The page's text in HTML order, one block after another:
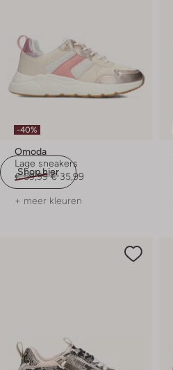
Shop hier
-40%
Omoda
Lage sneakers
€ 59,99 € 35,99
+ meer kleuren